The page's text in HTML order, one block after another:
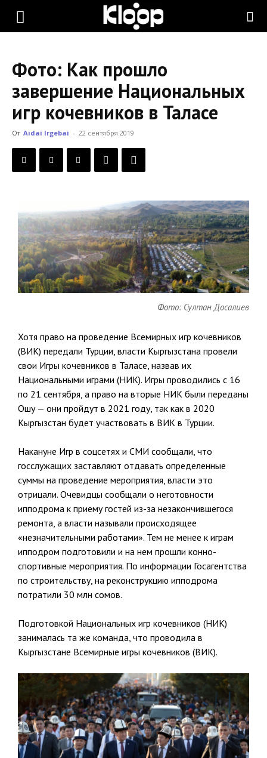
KLOOP.KG
Новости
Кыргызстана
Фото: Как прошло
завершение Национальных
игр кочевников в Таласе
От Aidai Irgebai - 22 сентября 2019
Фото: Султан Досалиев
Хотя право на проведение Всемирных игр кочевников
(ВИК) передали Турции, власти Кыргызстана провели
свои Игры кочевников в Таласе, назвав их
Национальными играми (НИК). Игры проводились с 16
по 21 сентября, а право на вторые НИК были переданы
Ошу — они пройдут в 2021 году, так как в 2020
Кыргызстан будет участвовать в ВИК в Турции.
Накануне Игр в соцсетях и СМИ сообщали, что
госслужащих заставляют отдавать определенные
суммы на проведение мероприятия, власти это
отрицали. Очевидцы сообщали о неготовности
ипподрома к приему гостей из-за незакончившегося
ремонта, а власти называли происходящее
«незначительными работами». Тем не менее к играм
ипподром подготовили и на нем прошли конно-
спортивные мероприятия. По информации Госагентства
по строительству, на реконструкцию ипподрома
потратили 30 млн сомов.
Подготовкой Национальных игр кочевников (НИК)
занималась та же команда, что проводила в
Кыргызстане Всемирные игры кочевников (ВИК).